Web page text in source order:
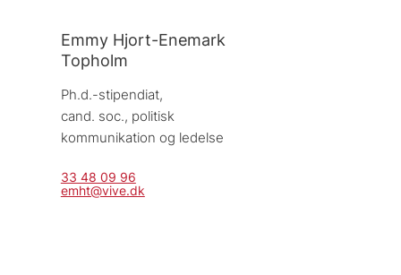
Emmy Hjort-Enemark
Topholm
Ph.d.-stipendiat,
cand. soc., politisk
kommunikation og ledelse
33 48 09 96
emht@vive.dk